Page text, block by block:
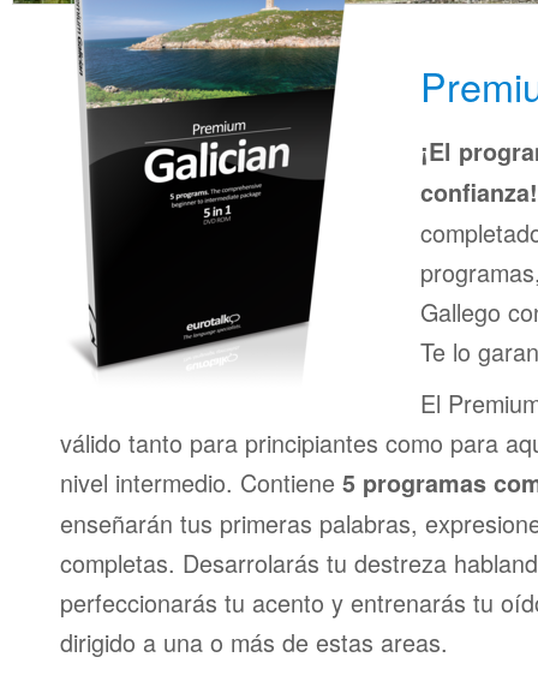
¡El
confianza!
Gallego
Te lo
El
válido tanto para principiantes como para
nivel intermedio. Contiene 5 programas
enseñarán tus primeras palabras,
completas. Desarrolarás tu destreza
perfeccionarás tu acento y entrenarás tu
dirigido a una o más de estas areas.